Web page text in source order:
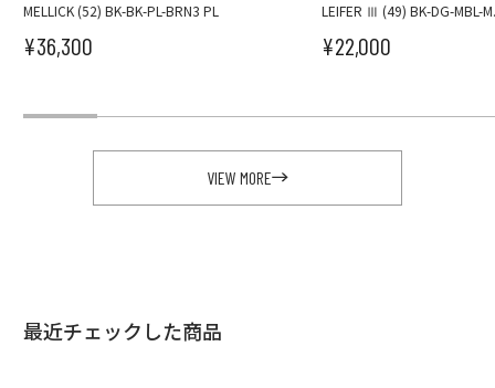
MELLICK (52) BK-BK-PL-BRN3 PL
セール価格
¥36,300
LEIFER Ⅲ (49) BK-DG-MBL-
セール価格
¥22,000
VIEW MORE
最近チェックした商品